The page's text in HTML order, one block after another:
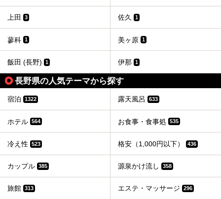
上田 3 佐久 1
蓼科 1 美ヶ原 1
飯田 (長野) 1 伊那 1
長野県の人気テーマから探す
宿泊 1322 露天風呂 633
ホテル 564 お食事・食事処 535
冷え性 523 格安（1,000円以下） 436
カップル 385 源泉かけ流し 358
旅館 313 エステ・マッサージ 296